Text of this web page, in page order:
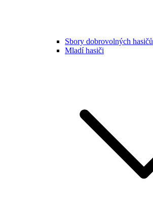
Sbory dobrovolných hasičů
Mladí hasiči